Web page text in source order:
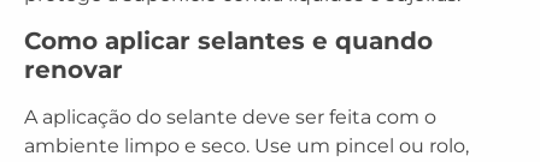
Como aplicar selantes e quando
renovar
A aplicação do selante deve ser feita com o
ambiente limpo e seco. Use um pincel ou rolo,